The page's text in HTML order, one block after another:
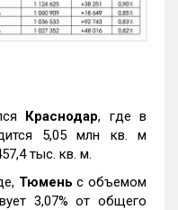
Краснодар, где в
5,05 млн кв. м
тыс. кв. м.
Тюмень с объемом
3,07% от общего